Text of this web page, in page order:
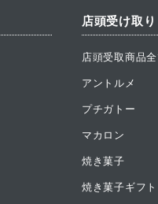
店頭受け取り
店頭受取商品
アントルメ
プチガトー
マカロン
焼き菓子
焼き菓子ギフト